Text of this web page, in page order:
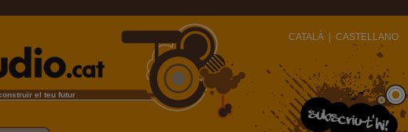
el teu futur
CATALÀ CASTELLANO